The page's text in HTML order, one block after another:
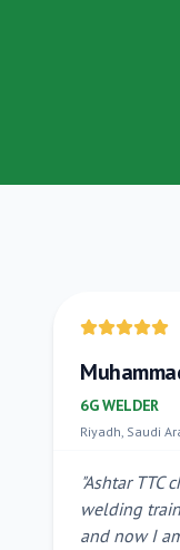
6G WELDER
Riyadh, Saudi
Ashtar TTC
welding
and now I